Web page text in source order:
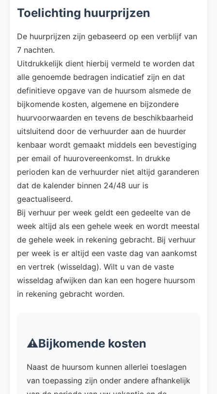
Toelichting huurprijzen
De huurprijzen zijn gebaseerd op een verblijf van
7 nachten.
Uitdrukkelijk dient hierbij vermeld te worden dat
alle genoemde bedragen indicatief zijn en dat
definitieve opgave van de huursom alsmede de
bijkomende kosten, algemene en bijzondere
huurvoorwaarden en tevens de beschikbaarheid
uitsluitend door de verhuurder aan de huurder
kenbaar wordt gemaakt middels een bevestiging
per email of huurovereenkomst. In drukke
perioden kan de verhuurder niet altijd garanderen
dat de kalender binnen 24/48 uur is
geactualiseerd.
Bij verhuur per week geldt een gedeelte van de
week altijd als een gehele week en wordt meestal
de gehele week in rekening gebracht. Bij verhuur
per week is er altijd een vaste dag van aankomst
en vertrek (wisseldag). Wilt u van de vaste
wisseldag afwijken dan kan een hogere huursom
in rekening gebracht worden.
⚠️Bijkomende kosten
Naast de huursom kunnen allerlei toeslagen
van toepassing zijn onder andere afhankelijk